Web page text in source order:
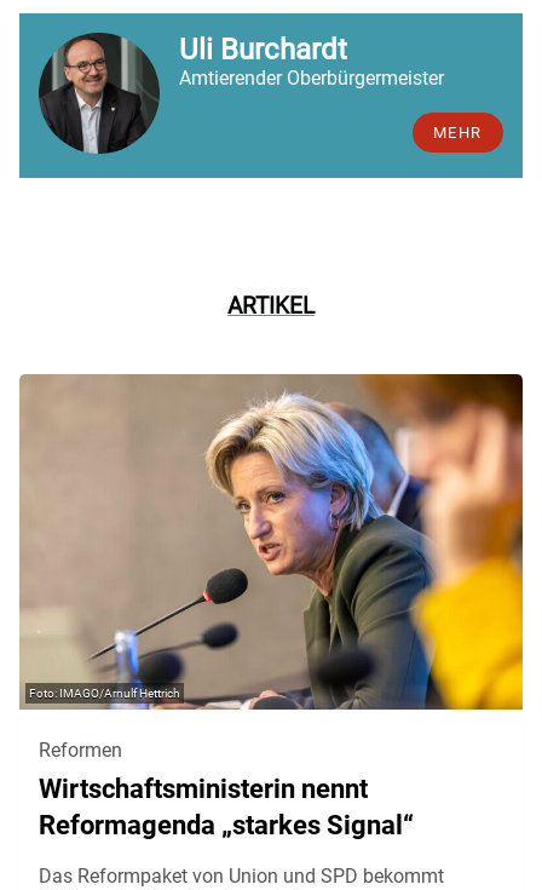
Uli Burchardt
Amtierender Oberbürgermeister
MEHR
ARTIKEL
IMAGO/Arnulf Hettrich
Reformen
Wirtschaftsministerin nennt
Reformagenda „starkes Signal“
Das Reformpaket von Union und SPD bekommt